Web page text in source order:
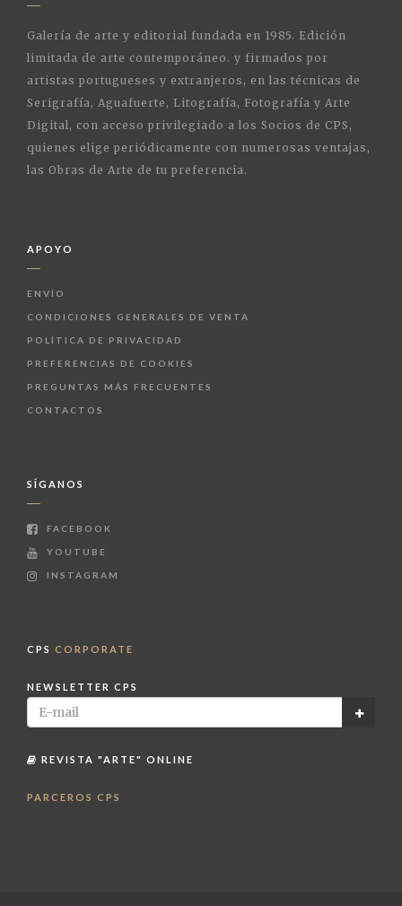
Galería de arte y editorial fundada en 1985. Edición
limitada de arte contemporáneo. y firmados por
artistas portugueses y extranjeros, en las técnicas de
Serigrafía, Aguafuerte, Litografía, Fotografía y Arte
Digital, con acceso privilegiado a los Socios de CPS,
quienes elige periódicamente con numerosas ventajas,
las Obras de Arte de tu preferencia.
APOYO
ENVÍO
CONDICIONES GENERALES DE VENTA
POLÍTICA DE PRIVACIDAD
PREFERENCIAS DE COOKIES
PREGUNTAS MÁS FRECUENTES
CONTACTOS
SÍGANOS
FACEBOOK
YOUTUBE
INSTAGRAM
CPS CORPORATE
NEWSLETTER CPS
REVISTA "ARTE" ONLINE
PARCEROS CPS